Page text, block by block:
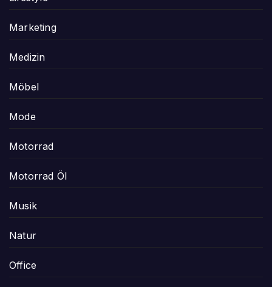
Marketing
Medizin
Möbel
Mode
Motorrad
Motorrad Öl
Musik
Natur
Office